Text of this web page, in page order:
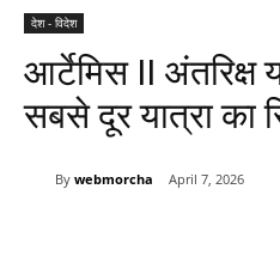
देश - विदेश
आर्टेमिस II अंतरिक्ष
सबसे दूर यात्रा का
By webmorcha April 7, 2026